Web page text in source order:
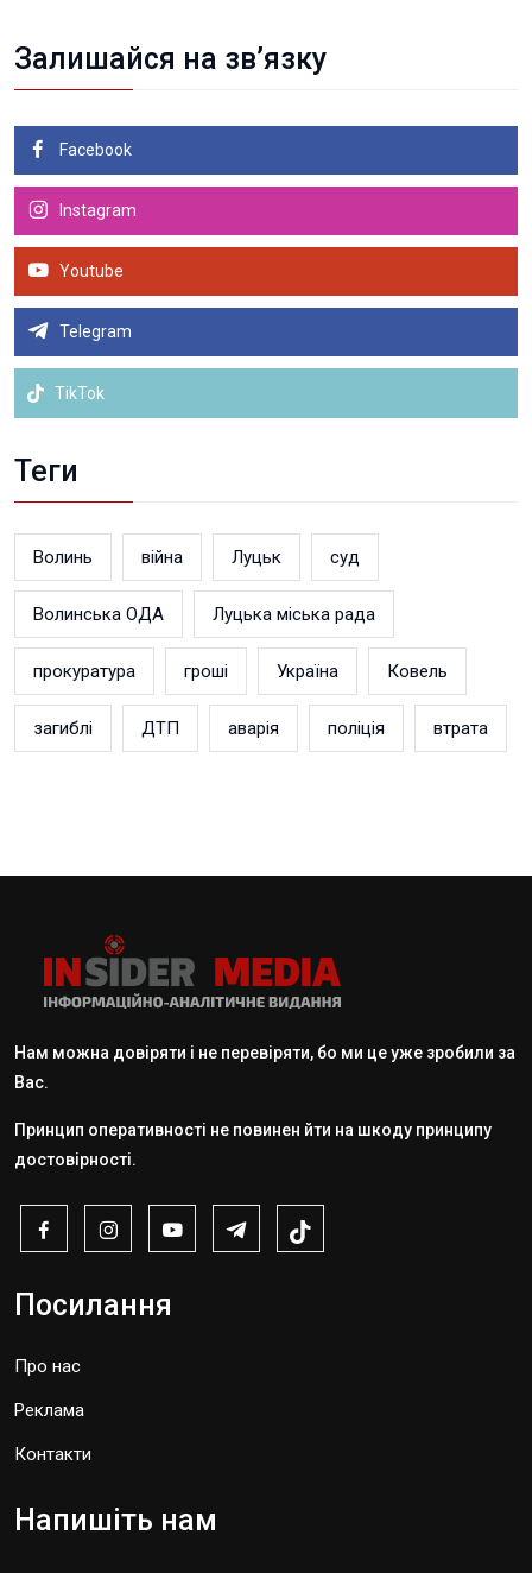
Залишайся на зв’язку
Facebook
Instagram
Youtube
Telegram
TikTok
Теги
Волинь війна Луцьк суд
Волинська ОДА Луцька міська рада
прокуратура гроші Україна Ковель
загиблі ДТП аварія поліція втрата
Нам можна довіряти і не перевіряти, бо ми це уже зробили за
Вас.
Принцип оперативності не повинен йти на шкоду принципу
достовірності.
Посилання
Про нас
Реклама
Контакти
Напишіть нам